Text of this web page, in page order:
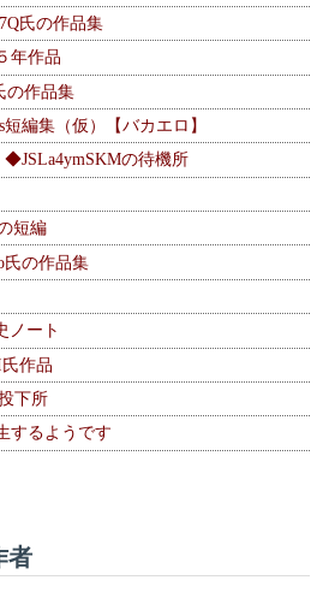
氏の作品集
年作品
の作品集
編集（仮）【バカエロ】
◆JSLa4ymSKMの待機所
短編
氏の作品集
ノート
作品
下所
するようです
者